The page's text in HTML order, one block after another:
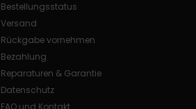
Bestellungsstatus
Versand
Rückgabe vornehmen
Bezahlung
Reparaturen & Garantie
Datenschutz
FAQ und Kontakt